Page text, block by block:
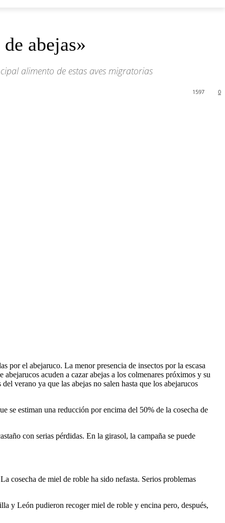
abejas»
alimento de estas aves migratorias
0
1597
por el abejaruco. La menor presencia de insectos por la escasa
acuden a cazar abejas a los colmenares próximos y su
verano ya que las abejas no salen hasta que los abejarucos
se estiman una reducción por encima del 50% de la cosecha de
con serias pérdidas. En la girasol, la campaña se puede
cosecha de miel de roble ha sido nefasta. Serios problemas
y León pudieron recoger miel de roble y encina pero, después,